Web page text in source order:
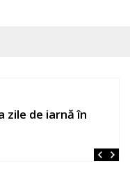
zile de iarnă în